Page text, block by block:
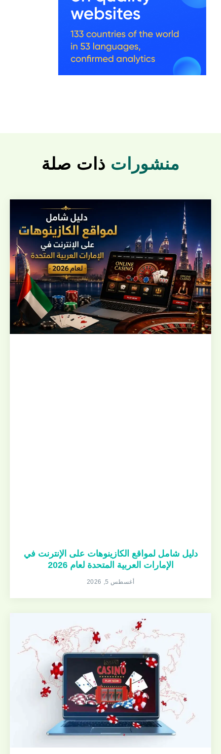
منشورات ذات صلة
دليل شامل لمواقع الكازينوهات على الإنترنت في
الإمارات العربية المتحدة لعام 2026
أغسطس 5, 2026